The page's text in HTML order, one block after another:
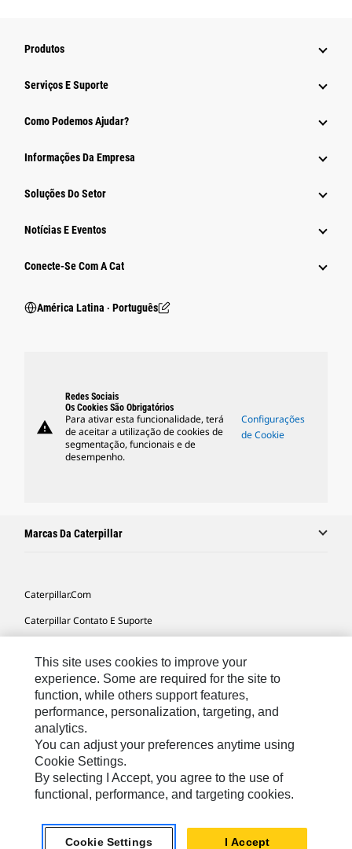
Produtos
Serviços E Suporte
Como Podemos Ajudar?
Informações Da Empresa
Soluções Do Setor
Notícias E Eventos
Conecte-Se Com A Cat
América Latina ‧ Português
warning
Redes Sociais
Os Cookies São Obrigatórios
Para ativar esta funcionalidade, terá
de aceitar a utilização de cookies de
segmentação, funcionais e de
desempenho.
Configurações
de Cookie
Marcas Da Caterpillar
Caterpillar.com
Caterpillar Contato E Suporte
Mapa Do Local
Cookie Settings
Legal
Privacidade
Portuguese
reservados.
This site uses cookies to improve your
experience. Some are required for the site to
function, while others support features,
performance, personalization, targeting, and
analytics.
You can adjust your preferences anytime using
Cookie Settings.
By selecting I Accept, you agree to the use of
functional, performance, and targeting cookies.
Cookie Settings I Accept